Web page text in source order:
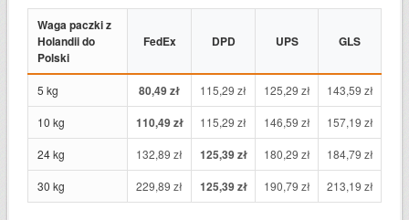
Waga paczki z
Holandii do
Polski
FedEx DPD UPS GLS
5 kg 80,49 zł 115,29 zł 125,29 zł 143,59 zł
10 kg 110,49 zł 115,29 zł 146,59 zł 157,19 zł
24 kg 132,89 zł 125,39 zł 180,29 zł 184,79 zł
30 kg 229,89 zł 125,39 zł 190,79 zł 213,19 zł